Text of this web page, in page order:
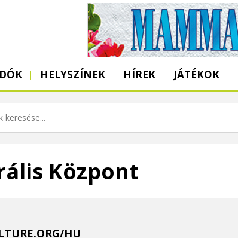
HELYSZÍNEK HÍREK JÁTÉKOK
Központ
HU